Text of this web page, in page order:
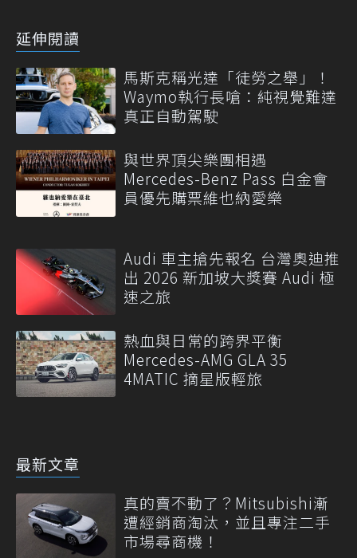
延伸閱讀
馬斯克稱光達「徒勞之舉」！
Waymo執行長嗆：純視覺難達
真正自動駕駛
與世界頂尖樂團相遇
Mercedes-Benz Pass 白金會
員優先購票維也納愛樂
Audi 車主搶先報名 台灣奧迪推
出 2026 新加坡大獎賽 Audi 極
速之旅
熱血與日常的跨界平衡
Mercedes-AMG GLA 35
4MATIC 摘星版輕旅
最新文章
真的賣不動了？Mitsubishi漸
遭經銷商淘汰，並且專注二手
市場尋商機！